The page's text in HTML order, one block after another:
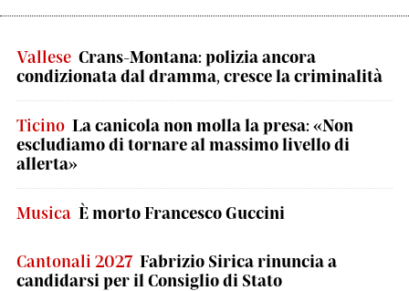
Vallese Crans-Montana: polizia ancora
condizionata dal dramma, cresce la criminalità
Ticino La canicola non molla la presa: «Non
escludiamo di tornare al massimo livello di
allerta»
Musica È morto Francesco Guccini
Cantonali 2027 Fabrizio Sirica rinuncia a
candidarsi per il Consiglio di Stato